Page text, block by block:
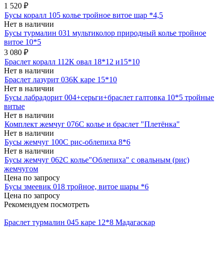
1 520 ₽
Бусы коралл 105 колье тройное витое шар *4,5
Нет в наличии
Бусы турмалин 031 мультиколор природный колье тройное
витое 10*5
3 080 ₽
Браслет коралл 112К овал 18*12 и15*10
Нет в наличии
Браслет лазурит 036К каре 15*10
Нет в наличии
Бусы лабрадорит 004+серьги+браслет галтовка 10*5 тройные
витые
Нет в наличии
Комплект жемчуг 076С колье и браслет "Плетёнка"
Нет в наличии
Бусы жемчуг 100С рис-облепиха 8*6
Нет в наличии
Бусы жемчуг 062С колье"Облепиха" с овальным (рис)
жемчугом
Цена по запросу
Бусы змеевик 018 тройное, витое шары *6
Цена по запросу
Рекомендуем посмотреть
Браслет турмалин 045 каре 12*8 Мадагаскар